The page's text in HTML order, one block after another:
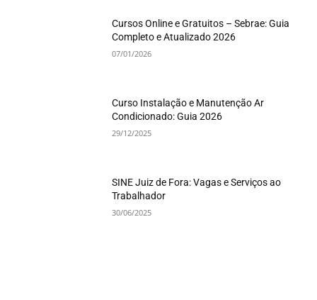
Cursos Online e Gratuitos – Sebrae: Guia
Completo e Atualizado 2026
07/01/2026
Curso Instalação e Manutenção Ar
Condicionado: Guia 2026
29/12/2025
SINE Juiz de Fora: Vagas e Serviços ao
Trabalhador
30/06/2025